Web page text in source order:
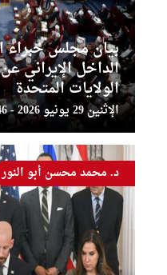
بيان مجلس خبراء
الداخل الإيراني
الولايات المتحدة
الإثنين 29 يونيو 2026 - 21:11:46
د. محمد محسن أبو النور